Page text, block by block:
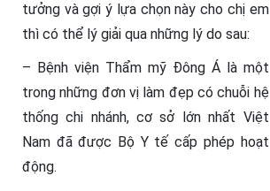
tưởng và gợi ý lựa chọn này cho chị em
thì có thể lý giải qua những lý do sau:
– Bệnh viện Thẩm mỹ Đông Á là một
trong những đơn vị làm đẹp có chuỗi hệ
thống chi nhánh, cơ sở lớn nhất Việt
Nam đã được Bộ Y tế cấp phép hoạt
động.